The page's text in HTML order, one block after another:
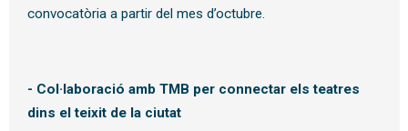
convocatòria a partir del mes d’octubre.
- Col·laboració amb TMB per connectar els teatres
dins el teixit de la ciutat